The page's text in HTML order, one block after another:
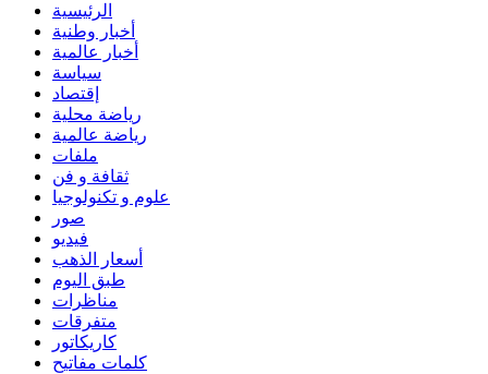
الرئيسية
أخبار وطنية
أخبار عالمية
سياسة
إقتصاد
رياضة محلية
رياضة عالمية
ملفات
ثقافة و فن
علوم و تكنولوجيا
صور
فيديو
أسعار الذهب
طبق اليوم
مناظرات
متفرقات
كاريكاتور
كلمات مفاتيح